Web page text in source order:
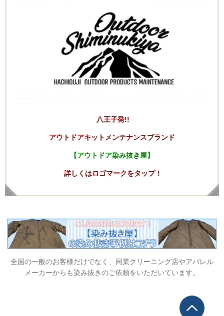
八王子発!!
アウトドアキットメンテナンスブランド
【アウトドア染み抜き屋】
詳しくはロゴマークをタップ！
全国の一般のお客様だけでなく、同業クリーニング店やアパレル
メーカーからも染み抜きのご依頼をいただいています。